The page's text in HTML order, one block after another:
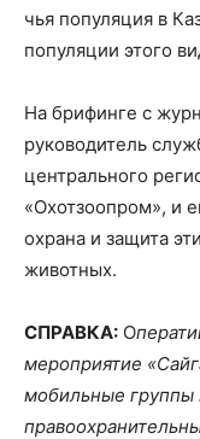
чья популяция в
популяции этого
На брифинге с
руководитель
центрального
«Охотзоопром», и
охрана и защита
животных.
СПРАВКА: О
мероприятие
мобильные группы